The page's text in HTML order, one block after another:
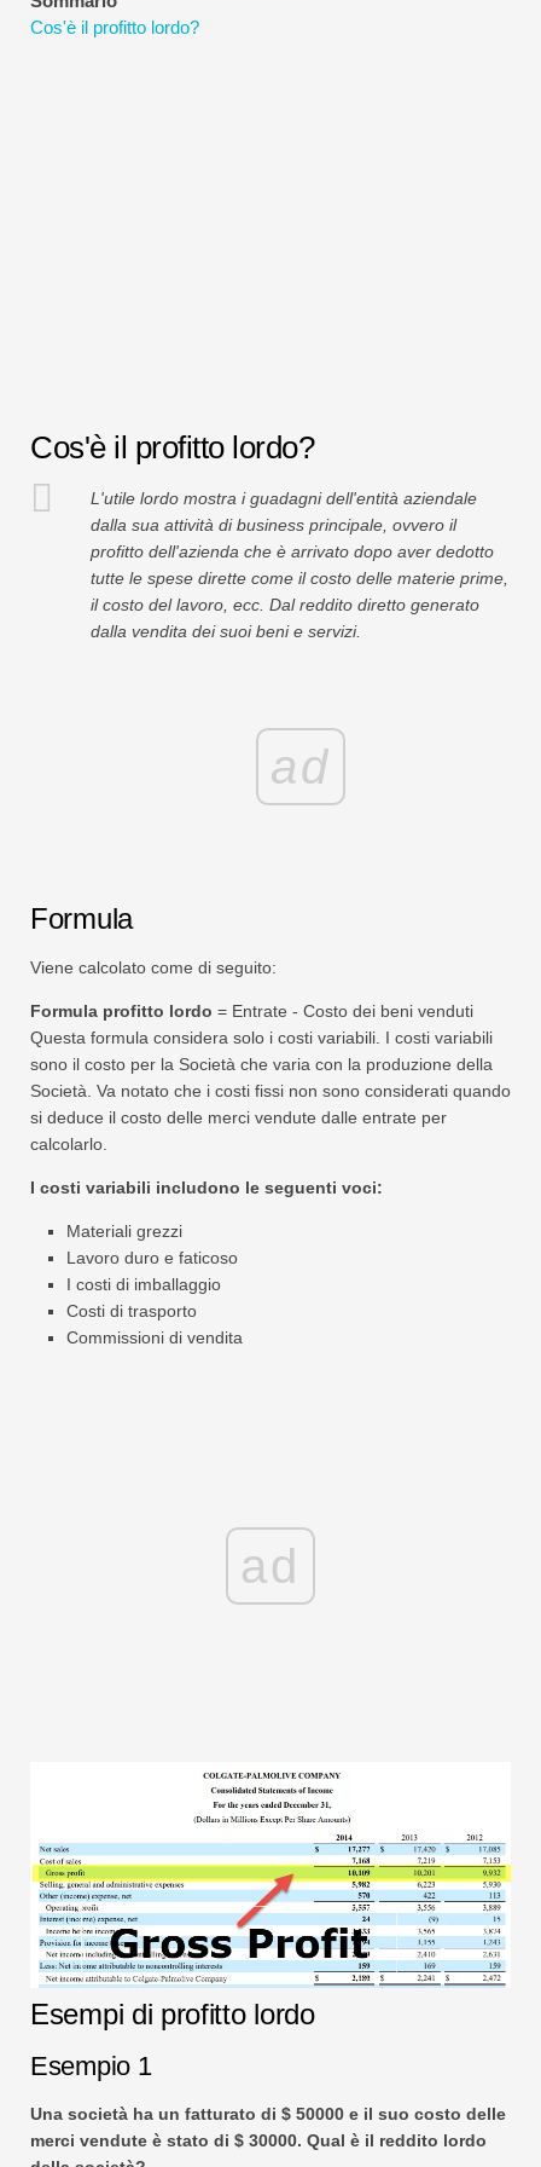
Tutorial sulla modellazione finanziaria
Cos'è il profitto lordo?
Cos'è il profitto lordo?
L'utile lordo mostra i guadagni dell'entità aziendale
dalla sua attività di business principale, ovvero il
profitto dell'azienda che è arrivato dopo aver dedotto
tutte le spese dirette come il costo delle materie prime,
il costo del lavoro, ecc. Dal reddito diretto generato
dalla vendita dei suoi beni e servizi.
ad
Formula
Viene calcolato come di seguito:
Formula profitto lordo = Entrate - Costo dei beni venduti
Questa formula considera solo i costi variabili. I costi variabili
sono il costo per la Società che varia con la produzione della
Società. Va notato che i costi fissi non sono considerati quando
si deduce il costo delle merci vendute dalle entrate per
calcolarlo.
I costi variabili includono le seguenti voci:
Materiali grezzi
Lavoro duro e faticoso
I costi di imballaggio
Costi di trasporto
Commissioni di vendita
ad
Esempi di profitto lordo
Esempio 1
Una società ha un fatturato di $ 50000 e il suo costo delle
merci vendute è stato di $ 30000. Qual è il reddito lordo